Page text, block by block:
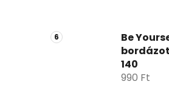
Be
140
990 Ft